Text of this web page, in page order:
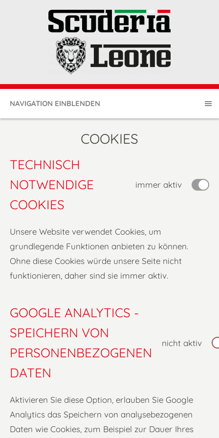
NAVIGATION EINBLENDEN
COOKIES
TECHNISCH
NOTWENDIGE
COOKIES
immer aktiv
Unsere Website verwendet Cookies, um
grundlegende Funktionen anbieten zu können.
Ohne diese Cookies würde unsere Seite nicht
funktionieren, daher sind sie immer aktiv.
GOOGLE ANALYTICS -
SPEICHERN VON
PERSONENBEZOGENEN
DATEN
nicht aktiv
Aktivieren Sie diese Option, erlauben Sie Google
Analytics das Speichern von analysebezogenen
Daten wie Cookies, zum Beispiel zur Dauer Ihres